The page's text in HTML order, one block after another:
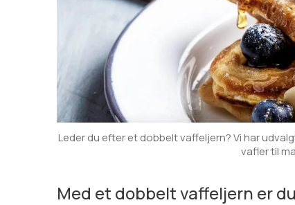
Leder du efter et dobbelt vaffeljern? Vi har
vafler til
Med et dobbelt vaffeljern er